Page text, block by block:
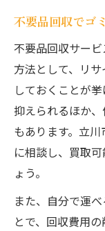
不要品回収でゴ
不要品回収サー
方法として、リ
しておくことが
抑えられるほか
もあります。立
に相談し、買取
ょう。
また、自分で運
とで、回収費用